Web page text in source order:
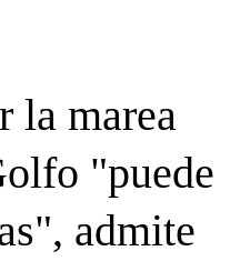
la marea
"puede
admite